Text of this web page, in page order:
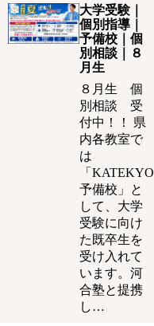
大学受験｜
個別指導｜
予備校｜個
別相談｜８
月生
８月生 個
別相談 受
付中！！ 県
内各教室で
は
「KATEKYO
予備校」と
して、大学
受験に向け
た既卒生を
受け入れて
います。河
合塾と提携
し…